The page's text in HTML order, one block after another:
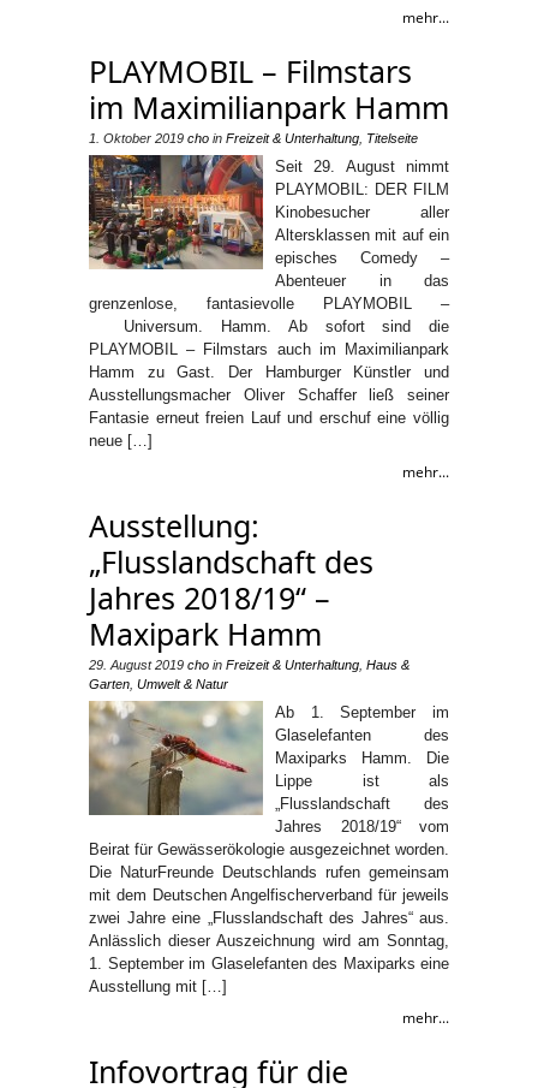
mehr...
PLAYMOBIL – Filmstars
im Maximilianpark Hamm
1. Oktober 2019 cho in Freizeit & Unterhaltung Titelseite
Seit 29. August nimmt
PLAYMOBIL: DER FILM
Kinobesucher aller
Altersklassen mit auf ein
episches Comedy –
Abenteuer in das
grenzenlose, fantasievolle PLAYMOBIL –
Universum. Hamm. Ab sofort sind die
PLAYMOBIL – Filmstars auch im Maximilianpark
Hamm zu Gast. Der Hamburger Künstler und
Ausstellungsmacher Oliver Schaffer ließ seiner
Fantasie erneut freien Lauf und erschuf eine völlig
neue […]
mehr...
Ausstellung:
„Flusslandschaft des
Jahres 2018/19“ –
Maxipark Hamm
29. August 2019 cho in Freizeit & Unterhaltung Haus &
Garten Umwelt & Natur
Ab 1. September im
Glaselefanten des
Maxiparks Hamm. Die
Lippe ist als
„Flusslandschaft des
Jahres 2018/19“ vom
Beirat für Gewässerökologie ausgezeichnet worden.
Die NaturFreunde Deutschlands rufen gemeinsam
mit dem Deutschen Angelfischerverband für jeweils
zwei Jahre eine „Flusslandschaft des Jahres“ aus.
Anlässlich dieser Auszeichnung wird am Sonntag,
1. September im Glaselefanten des Maxiparks eine
Ausstellung mit […]
mehr...
Infovortrag für die